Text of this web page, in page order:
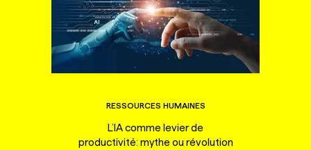
RESSOURCES HUMAINES
L’IA comme levier de
productivité: mythe ou révolution